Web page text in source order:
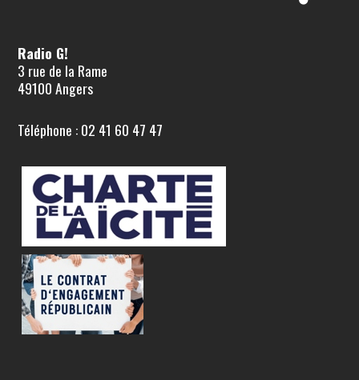
Radio G!
3 rue de la Rame
49100 Angers
Téléphone : 02 41 60 47 47